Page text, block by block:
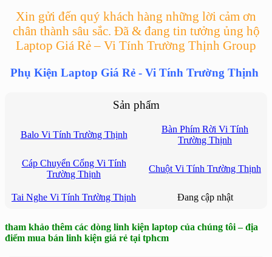
Xin gửi đến quý khách hàng những lời cảm ơn
chân thành sâu sắc. Đã & đang tin tưởng ủng hộ
Laptop Giá Rẻ – Vi Tính Trường Thịnh Group
Phụ Kiện Laptop Giá Rẻ - Vi Tính Trường Thịnh
Sản phẩm
Balo Vi Tính Trường Thịnh
Bàn Phím Rời Vi Tính
Trường Thịnh
Cáp Chuyển Cổng Vi Tính
Trường Thịnh
Chuột Vi Tính Trường Thịnh
Tai Nghe Vi Tính Trường Thịnh Đang cập nhật
tham khảo thêm các dòng linh kiện laptop của chúng tôi – địa
điểm mua bán linh kiện giá rẻ tại tphcm